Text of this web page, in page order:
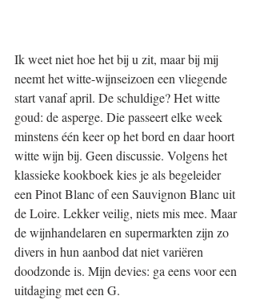
Ik weet niet hoe het bij u zit, maar bij mij
neemt het witte-wijnseizoen een vliegende
start vanaf april. De schuldige? Het witte
goud: de asperge. Die passeert elke week
minstens één keer op het bord en daar hoort
witte wijn bij. Geen discussie. Volgens het
klassieke kookboek kies je als begeleider
een Pinot Blanc of een Sauvignon Blanc uit
de Loire. Lekker veilig, niets mis mee. Maar
de wijnhandelaren en supermarkten zijn zo
divers in hun aanbod dat niet variëren
doodzonde is. Mijn devies: ga eens voor een
uitdaging met een G.